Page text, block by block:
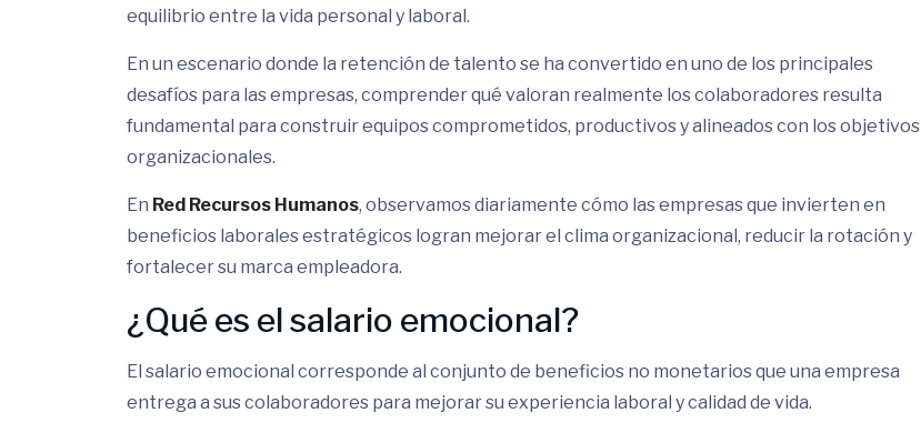
equilibrio entre la vida personal y laboral.
En un escenario donde la retención de talento se ha convertido en uno de los principales
desafíos para las empresas, comprender qué valoran realmente los colaboradores resulta
fundamental para construir equipos comprometidos, productivos y alineados con los objetivos
organizacionales.
En Red Recursos Humanos, observamos diariamente cómo las empresas que invierten en
beneficios laborales estratégicos logran mejorar el clima organizacional, reducir la rotación y
fortalecer su marca empleadora.
¿Qué es el salario emocional?
El salario emocional corresponde al conjunto de beneficios no monetarios que una empresa
entrega a sus colaboradores para mejorar su experiencia laboral y calidad de vida.